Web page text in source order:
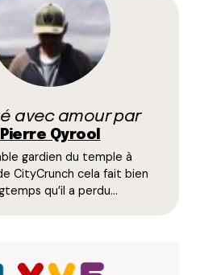
avec amour par
Pierre Qyrool
gardien du temple à
CityCrunch cela fait bien
qu’il a perdu…